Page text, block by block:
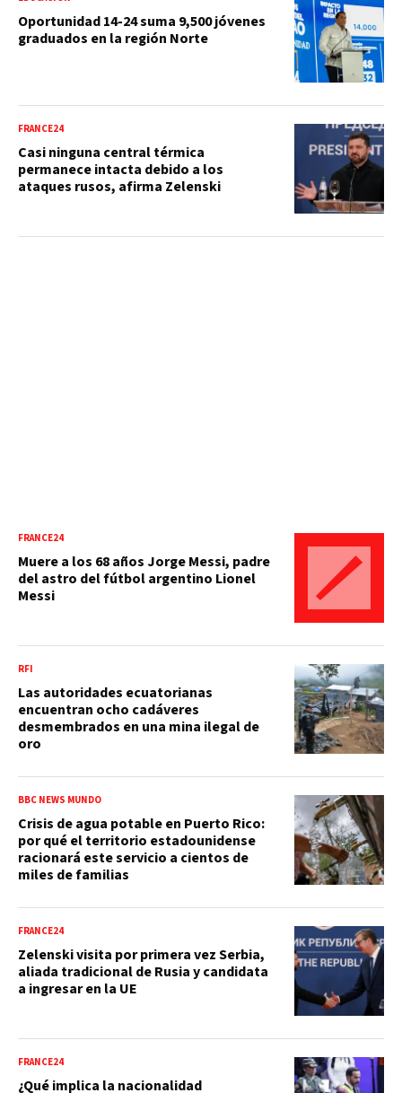
Oportunidad 14-24 suma 9,500 jóvenes
graduados en la región Norte
FRANCE24
Casi ninguna central térmica
permanece intacta debido a los
ataques rusos, afirma Zelenski
FRANCE24
Muere a los 68 años Jorge Messi, padre
del astro del fútbol argentino Lionel
Messi
RFI
Las autoridades ecuatorianas
encuentran ocho cadáveres
desmembrados en una mina ilegal de
oro
BBC NEWS MUNDO
Crisis de agua potable en Puerto Rico:
por qué el territorio estadounidense
racionará este servicio a cientos de
miles de familias
FRANCE24
Zelenski visita por primera vez Serbia,
aliada tradicional de Rusia y candidata
a ingresar en la UE
FRANCE24
¿Qué implica la nacionalidad